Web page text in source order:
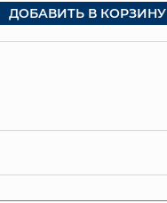
ДОБАВИТЬ В КОРЗИНУ